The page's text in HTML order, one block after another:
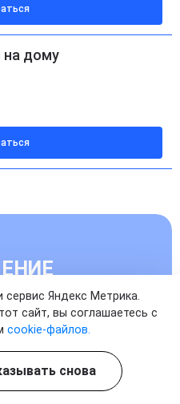
на дому
к врачу
сервис Яндекс Метрика.
сайт, вы соглашаетесь с
cookie-файлов.
снова